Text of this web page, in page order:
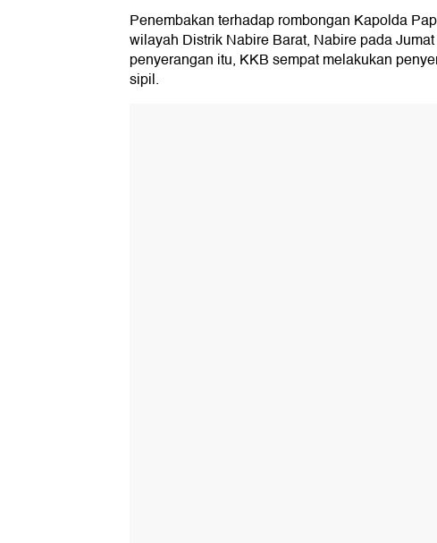
Penembakan terhadap rombongan Kapolda
wilayah Distrik Nabire Barat, Nabire pada
penyerangan itu, KKB sempat melakukan
sipil.